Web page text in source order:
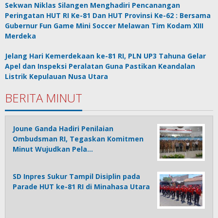
Sekwan Niklas Silangen Menghadiri Pencanangan
Peringatan HUT RI Ke-81 Dan HUT Provinsi Ke-62 : Bersama
Gubernur Fun Game Mini Soccer Melawan Tim Kodam XIII
Merdeka
Jelang Hari Kemerdekaan ke-81 RI, PLN UP3 Tahuna Gelar
Apel dan Inspeksi Peralatan Guna Pastikan Keandalan
Listrik Kepulauan Nusa Utara
BERITA MINUT
Joune Ganda Hadiri Penilaian
Ombudsman RI, Tegaskan Komitmen
Minut Wujudkan Pela…
SD Inpres Sukur Tampil Disiplin pada
Parade HUT ke-81 RI di Minahasa Utara